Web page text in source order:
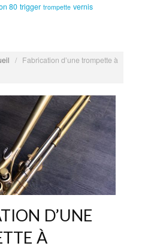
80 trigger trompette vernis
/ Fabrication d’une trompette à
D’UNE
À